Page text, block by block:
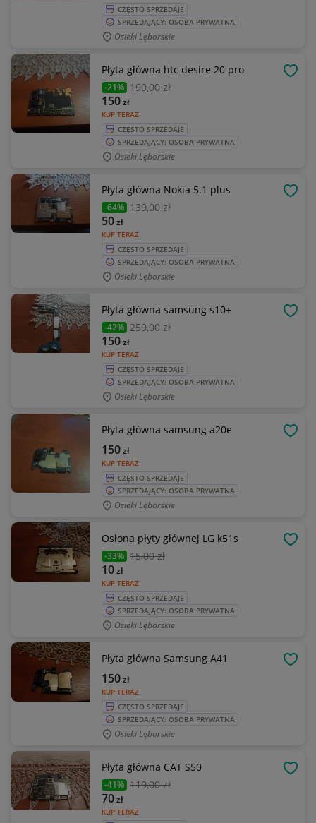
CZĘSTO SPRZEDAJE
SPRZEDAJĄCY: OSOBA PRYWATNA
Osieki Lęborskie
Płyta główna htc desire 20 pro
-21% 190,00 zł
KUP TERAZ
150zł
CZĘSTO SPRZEDAJE
SPRZEDAJĄCY: OSOBA PRYWATNA
Osieki Lęborskie
Płyta główna Nokia 5.1 plus
-64% 139,00 zł
KUP TERAZ
50zł
CZĘSTO SPRZEDAJE
SPRZEDAJĄCY: OSOBA PRYWATNA
Osieki Lęborskie
Płyta główna samsung s10+
-42% 259,00 zł
KUP TERAZ
150zł
CZĘSTO SPRZEDAJE
SPRZEDAJĄCY: OSOBA PRYWATNA
Osieki Lęborskie
Płyta głòwna samsung a20e
KUP TERAZ
150zł
CZĘSTO SPRZEDAJE
SPRZEDAJĄCY: OSOBA PRYWATNA
Osieki Lęborskie
Osłona płyty głównej LG k51s
-33% 15,00 zł
KUP TERAZ
10zł
CZĘSTO SPRZEDAJE
SPRZEDAJĄCY: OSOBA PRYWATNA
Osieki Lęborskie
Płyta główna Samsung A41
KUP TERAZ
150zł
CZĘSTO SPRZEDAJE
SPRZEDAJĄCY: OSOBA PRYWATNA
Osieki Lęborskie
Płyta główna CAT S50
-41% 119,00 zł
KUP TERAZ
70zł